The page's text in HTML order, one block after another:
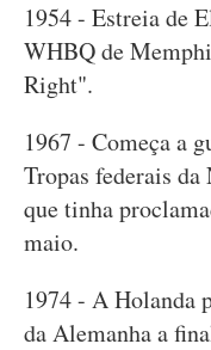
1954 - Estreia de
WHBQ de
Right".
1967 - Começa a
Tropas federais
que tinha
maio.
1974 - A Holanda
da Alemanha a